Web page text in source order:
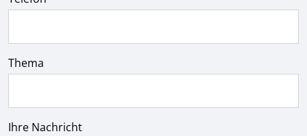
Thema
Ihre Nachricht